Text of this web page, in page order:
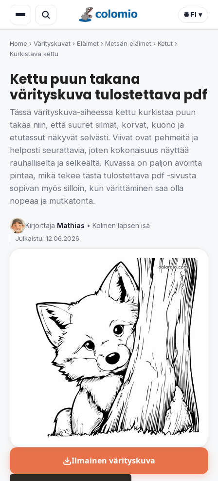
🌐 FI ▾
Home › Värityskuvat › Eläimet › Metsän eläimet › Ketut ›
Kurkistava kettu
Kettu puun takana
värityskuva tulostettava pdf
Tässä värityskuva-aiheessa kettu kurkistaa puun
takaa niin, että suuret silmät, korvat, kuono ja
etutassut näkyvät selvästi. Viivat ovat pehmeitä ja
helposti seurattavia, joten kokonaisuus näyttää
rauhalliselta ja selkeältä. Kuvassa on paljon avointa
pintaa, mikä tekee tästä tulostettava pdf -sivusta
sopivan myös silloin, kun värittäminen saa olla
nopeaa ja mutkatonta.
Kirjoittaja Mathias • Kolmen lapsen isä
Julkaistu: 12.06.2026
Ilmainen värityskuva